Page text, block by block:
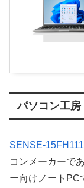
パソコン工房
SENSE-
コンメーカーで
ー向けノートPC